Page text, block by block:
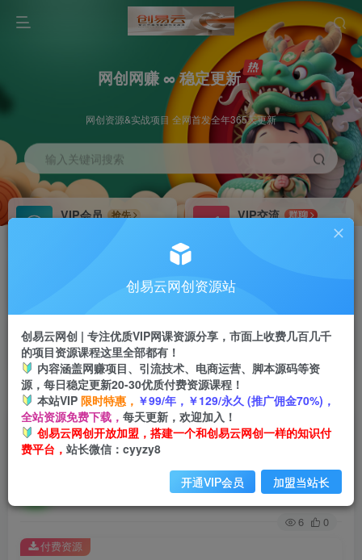
网创网赚 ∞ 稳定更新
网创资源&实战项目 全网首发全年365天更新
输入关键词搜索
VIP会员
抢先
VIP交流
群聊
研究探讨更多创业项目路子。
会员专属推广链接
挂机 项目
脚本卡密
APP下载
GO
首页 创业课程 会员免费 正文
和老外聊天也能挣钱？利用AI工具和老外陪聊挣美
金，时薪可达20刀
关注
6 0
付费资源
创易云网创资源站
创易云网创 | 专注优质VIP网课资源分享，市面上收费几百几千
的项目资源课程这里全部都有！
内容涵盖网赚项目、引流技术、电商运营、脚本源码等资
源，每日稳定更新20-30优质付费资源课程！
本站VIP 限时特惠， ￥99/年，￥129/永久 (推广佣金70%)，
全站资源免费下载， 每天更新，欢迎加入！
创易云网创开放加盟，搭建一个和创易云网创一样的知识付
费平台， 站长微信：cyyzy8
开通VIP会员 加盟当站长